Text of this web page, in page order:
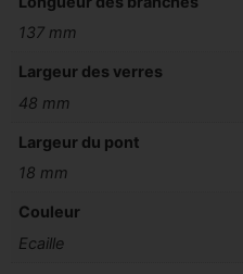
137 mm
Largeur des verres
48 mm
Largeur du pont
18 mm
Couleur
Ecaille